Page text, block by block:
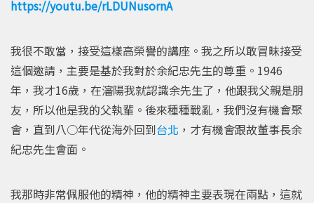
https://youtu.be/rLDUNusornA
我很不敢當，接受這樣高榮譽的講座。我之所以敢冒昧接受
這個邀請，主要是基於我對於余紀忠先生的尊重。1946
年，我才16歲，在瀋陽我就認識余先生了，他跟我父親是朋
友，所以他是我的父執輩。後來種種戰亂，我們沒有機會聚
會，直到八○年代從海外回到台北 ，才有機會跟故董事長余
紀忠先生會面。
我那時非常佩服他的精神，他的精神主要表現在兩點，這就